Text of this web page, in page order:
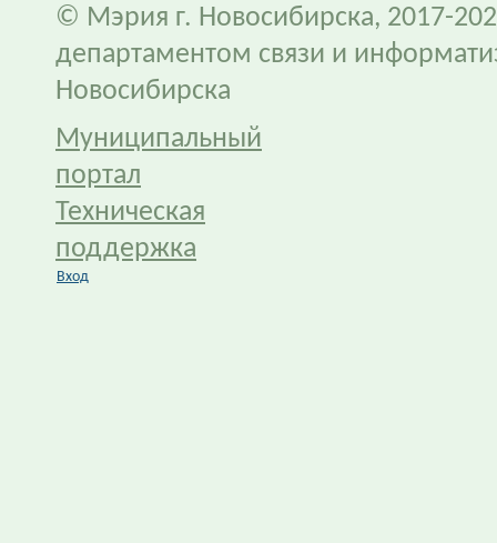
© Мэрия г. Новосибирска, 2017-
департаментом связи и
Новосибирска
Муниципальный
портал
Техническая
поддержка
Вход